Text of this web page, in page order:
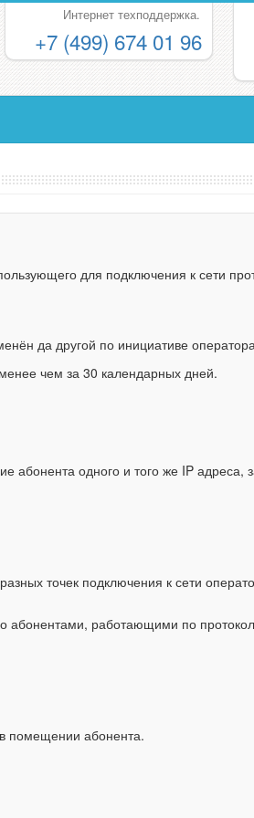
Интернет техподдержка.
+7 (499) 674 01 96
для подключения к сети
да другой по инициативе
чем за 30 календарных дней.
одного и того же IP адреса,
точек подключения к сети
абонентами, работающими по
помещении абонента.